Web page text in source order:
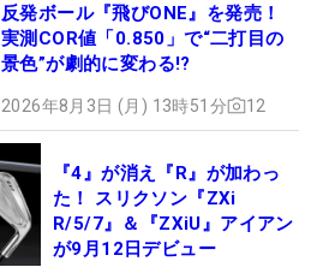
反発ボール『飛びONE』を発売！
実測COR値「0.850」で“二打目の
景色”が劇的に変わる!?
2026年8月3日 (月) 13時51分 12
『4』が消え『R』が加わっ
た！ スリクソン『ZXi
R/5/7』＆『ZXiU』アイアン
が9月12日デビュー